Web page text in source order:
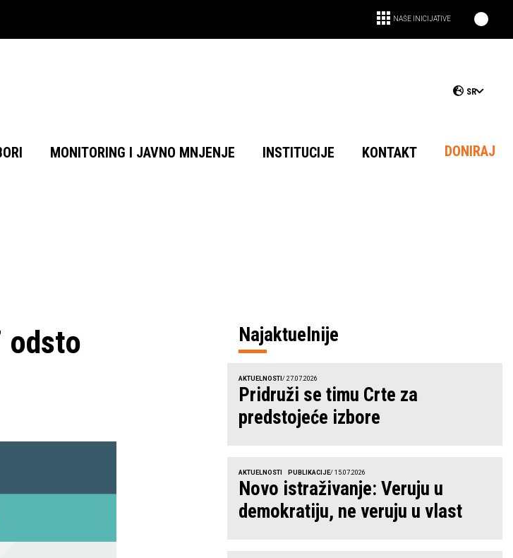
NAŠE INICIJATIVE
SR
MONITORING I JAVNO MNJENJE INSTITUCIJE KONTAKT DONIRAJ
odsto
Najaktuelnije
AKTUELNOSTI / 27.07.2026
Pridruži se timu Crte za
predstojeće izbore
AKTUELNOSTI PUBLIKACIJE/ 15.07.2026
Novo istraživanje: Veruju u
demokratiju, ne veruju u vlast